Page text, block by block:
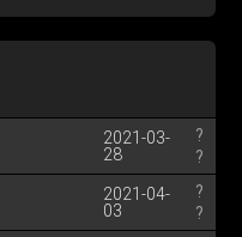
2021-03-
28
?
?
2021-04-
03
?
?